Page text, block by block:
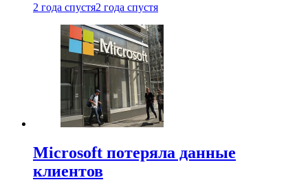
2 года спустя2 года спустя
Microsoft потеряла данные
клиентов